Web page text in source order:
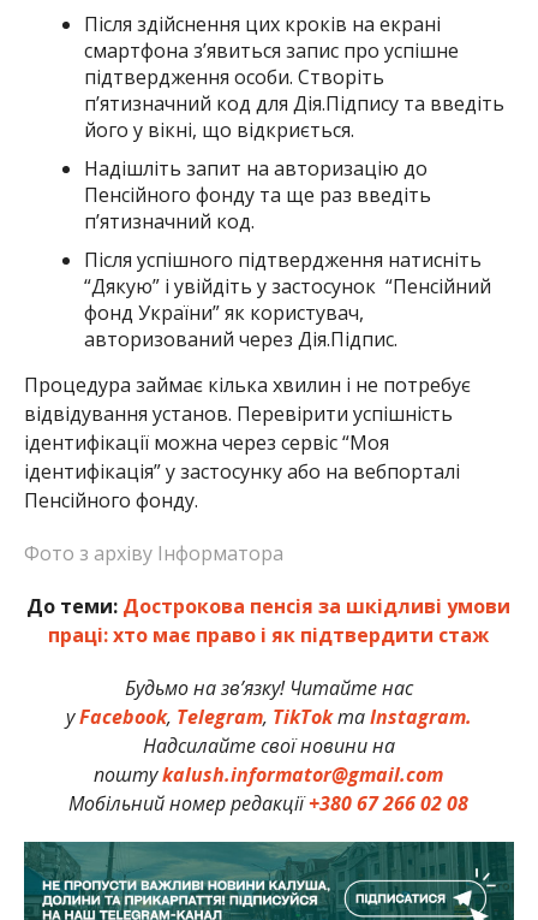
Після здійснення цих кроків на екрані
смартфона з’явиться запис про успішне
підтвердження особи. Створіть
п’ятизначний код для Дія.Підпису та введіть
його у вікні, що відкриється.
Надішліть запит на авторизацію до
Пенсійного фонду та ще раз введіть
п’ятизначний код.
Після успішного підтвердження натисніть
“Дякую” і увійдіть у застосунок “Пенсійний
фонд України” як користувач,
авторизований через Дія.Підпис.
Процедура займає кілька хвилин і не потребує
відвідування установ. Перевірити успішність
ідентифікації можна через сервіс “Моя
ідентифікація” у застосунку або на вебпорталі
Пенсійного фонду.
Фото з архіву Інформатора
До теми: Дострокова пенсія за шкідливі умови
праці: хто має право і як підтвердити стаж
Будьмо на зв’язку! Читайте нас
уFacebook, Telegram, TikTokтаInstagram.
Надсилайте свої новини на
поштуkalush.informator@gmail.com
Мобільний номер редакції+380 67 266 02 08